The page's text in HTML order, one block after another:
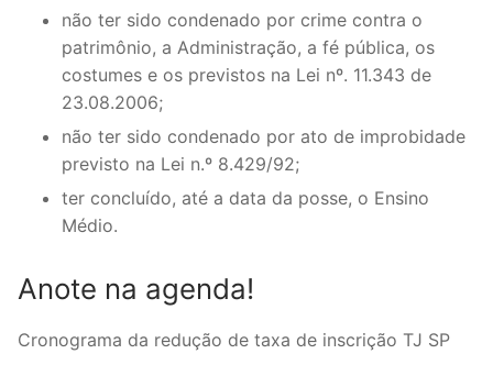
não ter sido condenado por crime contra o
patrimônio, a Administração, a fé pública, os
costumes e os previstos na Lei nº. 11.343 de
23.08.2006;
não ter sido condenado por ato de improbidade
previsto na Lei n.º 8.429/92;
ter concluído, até a data da posse, o Ensino
Médio.
Anote na agenda!
Cronograma da redução de taxa de inscrição TJ SP